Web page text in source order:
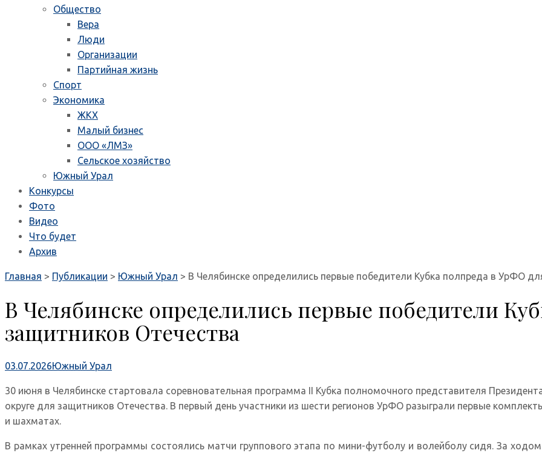
Общество
Вера
Люди
Организации
Партийная жизнь
Спорт
Экономика
ЖКХ
Малый бизнес
ООО «ЛМЗ»
Сельское хозяйство
Южный Урал
Конкурсы
Фото
Видео
Что будет
Архив
Главная > Публикации > Южный Урал > В Челябинске определились первые победители Кубка полпреда в УрФО
В Челябинске определились первые победители
защитников Отечества
03.07.2026Южный Урал
30 июня в Челябинске стартовала соревновательная программа II Кубка полномочного представителя
округе для защитников Отечества. В первый день участники из шести регионов УрФО разыграли первые
и шахматах.
В рамках утренней программы состоялись матчи группового этапа по мини-футболу и волейболу сидя. За